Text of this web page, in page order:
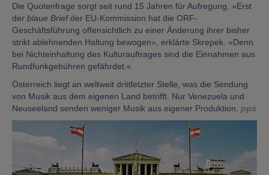
Die Quotenfrage sorgt seit rund 15 Jahren für Aufregung. »Erst
der blaue Briefder EU-Kommission hat die ORF-
Geschäftsführung offensichtlich zu einer Änderung ihrer bisher
strikt ablehnenden Haltung bewogen», erklärte Skrepek. »Denn
bei Nichteinhaltung des Kulturauftrages sind die Einnahmen aus
Rundfunkgebühren gefährdet.«
Österreich liegt an weltweit drittletzter Stelle, was die Sendung
von Musik aus dem eigenen Land betrifft. Nur Venezuela und
Neuseeland senden weniger Musik aus eigener Produktion. pps